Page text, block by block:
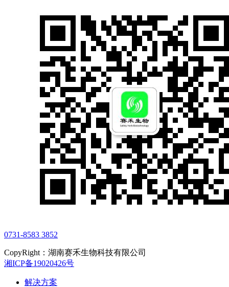
0731-8583 3852
CopyRight：湖南赛禾生物科技有限公司
湘ICP备19020426号
解决方案